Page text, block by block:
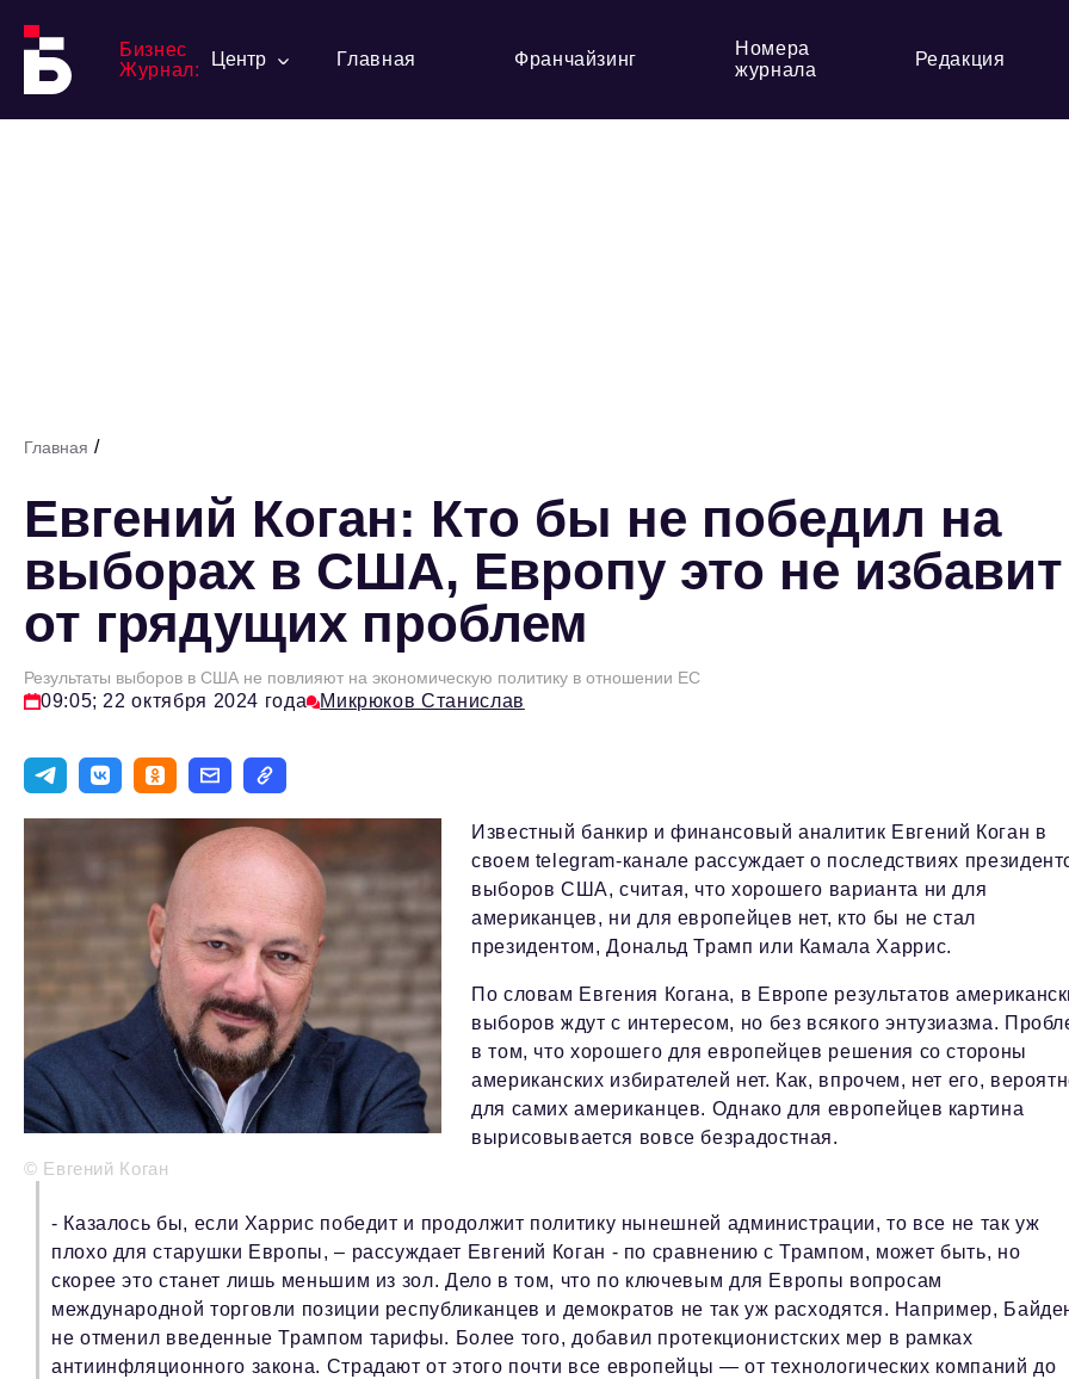
Бизнес
Журнал:
Центр Главная Франчайзинг
Номера
журнала
Редакция
Главная /
Евгений Коган: Кто бы не победил на
выборах в США, Европу это не избавит
от грядущих проблем
Результаты выборов в США не повлияют на экономическую политику в отношении ЕС
09:05; 22 октября 2024 года Микрюков Станислав
© Евгений Коган
Известный банкир и финансовый аналитик Евгений Коган в
своем telegram-канале рассуждает о последствиях
выборов США, считая, что хорошего варианта ни для
американцев, ни для европейцев нет, кто бы не стал
президентом, Дональд Трамп или Камала Харрис.
По словам Евгения Когана, в Европе результатов
выборов ждут с интересом, но без всякого энтузиазма.
в том, что хорошего для европейцев решения со стороны
американских избирателей нет. Как, впрочем, нет его,
для самих американцев. Однако для европейцев картина
вырисовывается вовсе безрадостная.
- Казалось бы, если Харрис победит и продолжит политику нынешней администрации, то все не так уж
плохо для старушки Европы, – рассуждает Евгений Коган - по сравнению с Трампом, может быть, но
скорее это станет лишь меньшим из зол. Дело в том, что по ключевым для Европы вопросам
международной торговли позиции республиканцев и демократов не так уж расходятся. Например,
не отменил введенные Трампом тарифы. Более того, добавил протекционистских мер в рамках
антиинфляционного закона. Страдают от этого почти все европейцы — от технологических компаний до